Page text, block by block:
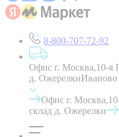
8-800-707-72-92
Офис г. Москва,10-я
д. Ожерелки
Офис г.
склад д. Ожерелки